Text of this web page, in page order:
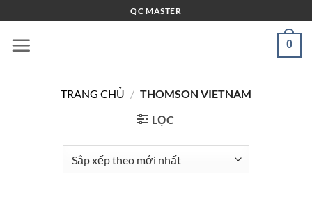
qua
nội
QC MASTER
0
TRANG CHỦ / THOMSON VIETNAM
LỌC